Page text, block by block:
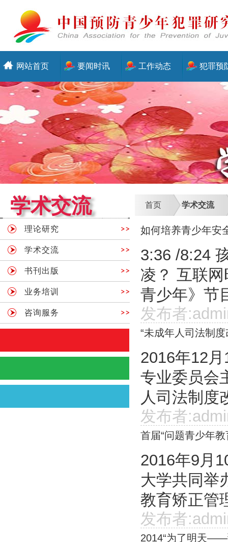
网站首页 要闻时讯 工作动态 犯罪预
学术交流
理论研究
学术交流
书刊出版
业务培训
咨询服务
首页 学术交流
如何培养青少年安
3:36 /8:24
凌？ 互联
青少年》节
发布者
“未成年人司法制
2016年12
专业委员会
人司法制度
发布者
首届“问题青少年
2016年9月
大学共同举
教育矫正管
发布者
2014“为了明天——